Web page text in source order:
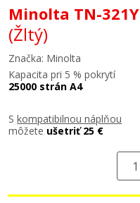
Minolta TN-321Y
(Žltý)
Značka: Minolta
Kapacita pri 5 % pokrytí
25000 strán A4
S kompatibilnou náplňou
môžete ušetriť 25 €